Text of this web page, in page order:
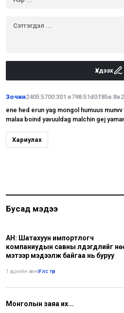
Үлдээх
Зочин
ene hed erun yag mongol humuus
malaa boind yavuuldag malchin gej
Хариулах
Бусад мэдээ
АН: Шатахуун импортлогч
компаниудын савны үлдэгдлийг
мэтээр мэдээлж байгаа нь буруу
1 өдрийн өмнө•Улс төр
Монголын заяа их...